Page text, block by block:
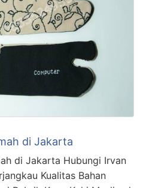
di Jakarta
di Jakarta Hubungi Irvan
Kualitas Bahan